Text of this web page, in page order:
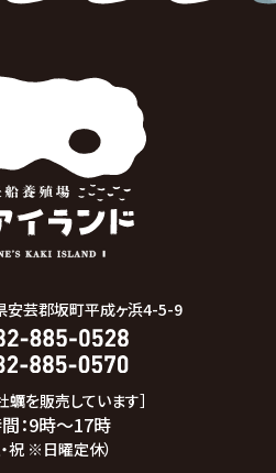
安芸郡坂町平成ヶ浜4-5-9
蠣を販売しています］
：9時～17時
祝 ※日曜定休）